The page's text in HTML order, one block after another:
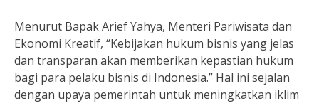
Menurut Bapak Arief Yahya, Menteri Pariwisata dan
Ekonomi Kreatif, “Kebijakan hukum bisnis yang jelas
dan transparan akan memberikan kepastian hukum
bagi para pelaku bisnis di Indonesia.” Hal ini sejalan
dengan upaya pemerintah untuk meningkatkan iklim